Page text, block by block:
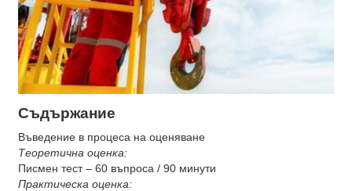
Съдържание
Въведение в процеса на оценяване
Теоретична оценка:
Писмен тест – 60 въпроса / 90 минути
Практическа оценка: